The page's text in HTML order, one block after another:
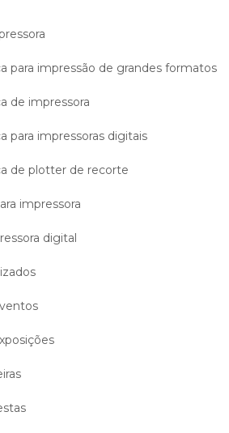
para impressão de grandes formatos
de impressora
para impressoras digitais
de plotter de recorte
impressora
digital